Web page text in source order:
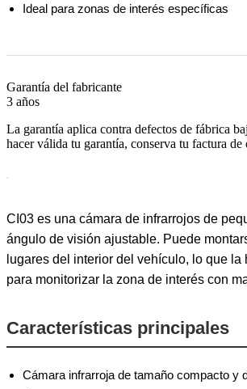
Ideal para zonas de interés específicas
Garantía del fabricante
3 años
La garantía aplica contra defectos de fábrica
hacer válida tu garantía, conserva tu factura de
CI03 es una cámara de infrarrojos de
ángulo de visión ajustable. Puede
lugares del interior del vehículo, lo que la
para monitorizar la zona de interés con
Características principales
Cámara infrarroja de tamaño compacto y